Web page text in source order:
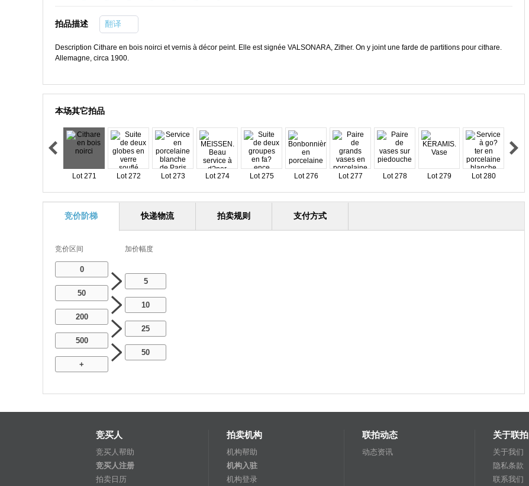
拍品描述 翻译
Description Cithare en bois noirci et vernis à décor peint. Elle est signée VALSONARA, Zither. On y joint une farde de partitions pour cithare.
Allemagne, circa 1900.
本场其它拍品
Lot 271 Lot 272 Lot 273 Lot 274 Lot 275 Lot 276 Lot 277 Lot 278 Lot 279 Lot 280
竞价阶梯 快递物流 拍卖规则 支付方式
竞价区间 加价幅度
0
5
50
10
200
25
500
50
+
竞买人
竞买人帮助
竞买人注册
拍卖日历
拍卖机构
机构帮助
机构入驻
机构登录
联拍动态
动态资讯
关于联拍
关于我们
隐私条款
联系我们